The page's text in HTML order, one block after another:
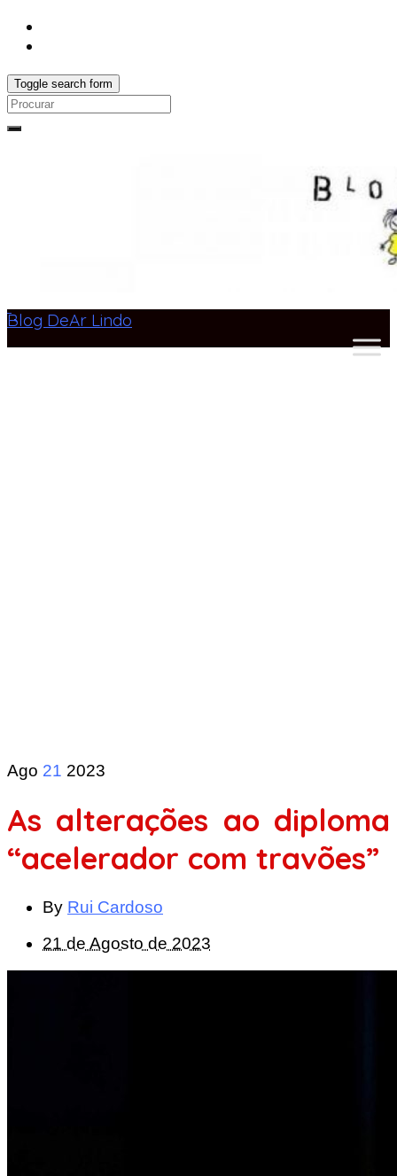
Toggle search form
Search
Blog DeAr Lindo
Ago 21 2023
As alterações ao diploma
“acelerador com travões”
By Rui Cardoso
21 de Agosto de 2023